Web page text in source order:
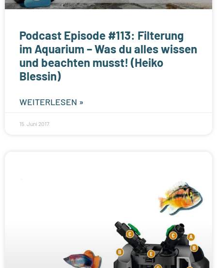
Podcast Episode #113: Filterung
im Aquarium – Was du alles wissen
und beachten musst! (Heiko
Blessin)
WEITERLESEN »
15. Juni 2017